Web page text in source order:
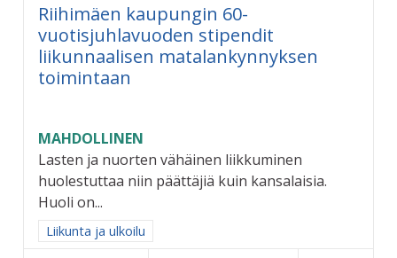
Riihimäen kaupungin 60-
vuotisjuhlavuoden stipendit
liikunnaalisen matalankynnyksen
toimintaan
MAHDOLLINEN
Lasten ja nuorten vähäinen liikkuminen
huolestuttaa niin päättäjiä kuin kansalaisia.
Huoli on...
Rajaa tulokset aihepiirin mukaan: Liikunta ja ulkoilu
Liikunta ja ulkoilu